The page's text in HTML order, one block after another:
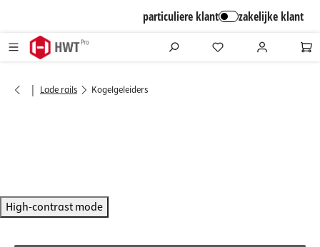
particuliere klant zakelijke klant
| Lade rails Kogelgeleiders
High-contrast mode